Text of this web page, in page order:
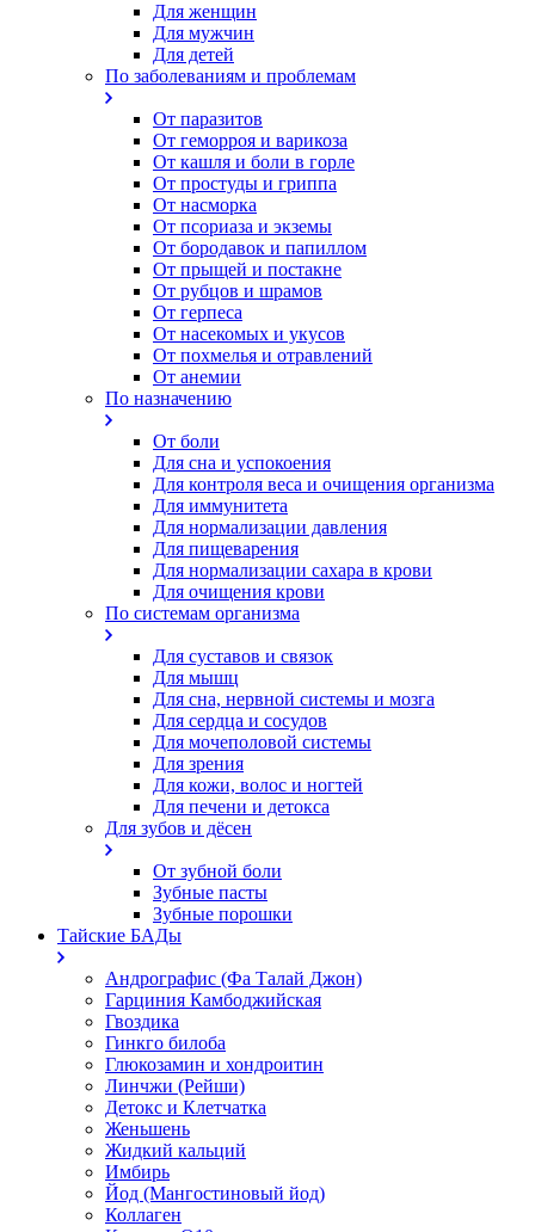
Для женщин
Для мужчин
Для детей
По заболеваниям и проблемам
От паразитов
Oт геморроя и варикоза
От кашля и боли в горле
От простуды и гриппа
От насморка
Oт псориаза и экземы
От бородавок и папиллом
От прыщей и постакне
От рубцов и шрамов
От герпеса
От насекомых и укусов
От похмелья и отравлений
От анемии
По назначению
От боли
Для сна и успокоения
Для контроля веса и очищения организма
Для иммунитета
Для нормализации давления
Для пищеварения
Для нормализации сахара в крови
Для очищения крови
По системам организма
Для суставов и связок
Для мышц
Для сна, нервной системы и мозга
Для сердца и сосудов
Для мочеполовой системы
Для зрения
Для кожи, волос и ногтей
Для печени и детокса
Для зубов и дёсен
От зубной боли
Зубные пасты
Зубные порошки
Тайские БАДы
Андрографис (Фа Талай Джон)
Гарциния Камбоджийская
Гвоздика
Гинкго билоба
Глюкозамин и хондроитин
Линчжи (Рейши)
Детокс и Клетчатка
Женьшень
Жидкий кальций
Имбирь
Йод (Мангостиновый йод)
Коллаген